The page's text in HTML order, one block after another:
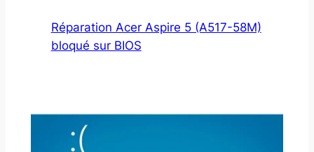
Réparation Acer Aspire 5 (A517-58M)
bloqué sur BIOS